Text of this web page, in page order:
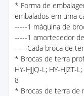
* Forma de
embalados em uma
-----1 máquina de
-----1 amortecedor
-----Cada broca de
* Brocas de terra
HY-HJJQ-L; HY-HJZT-
8
* Brocas de terra de